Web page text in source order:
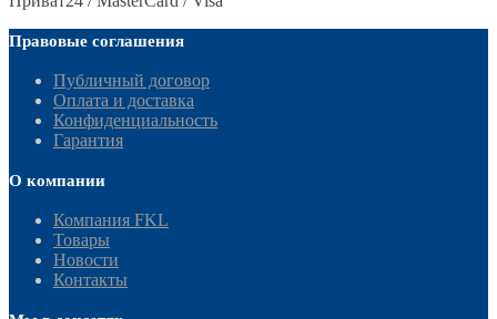
Правовые соглашения
Публичный договор
Оплата и доставка
Конфиденциальность
Гарантия
О компании
Компания FKL
Товары
Новости
Контакты